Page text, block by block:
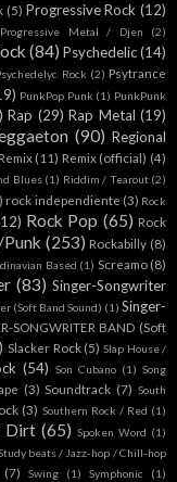
(5) Progressive Rock (12)
Progressive Metal / Djen (2)
(84) Psychedelic(14)
Rock (2) Psytrance
PunkPop Punk (1) PunkPunk
Rap (29) Rap Metal (19)
(90) Regional
Remix (11) Remix (official) (4)
Blues (1) Riddim / Tearout (2)
rock independiente (3) Rock
Rock Pop (65) Rock
(253) Rockabilly (8)
Based (1) Screamo (8)
(83) Singer-Songwriter
(Soft Band Sound) (1) Singer-
SONGWRITER BAND (Soft
Slacker Rock (5) Slap House /
(54) Son Cubano (1) Song
(3) Soundtrack (7) South
(3) Southern Rock / Red (1)
Dirt (65) Spoken Word (1)
beats / Jazz-hop / Chill-hop
(7) Swing (1) Symphonic (1)